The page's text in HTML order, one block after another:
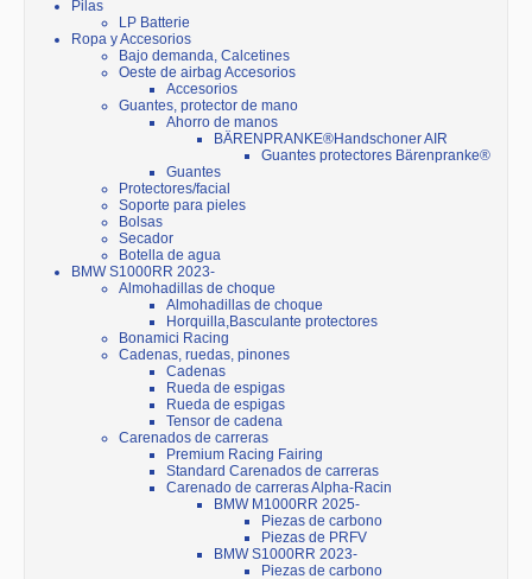
Pilas
LP Batterie
Ropa y Accesorios
Bajo demanda, Calcetines
Oeste de airbag Accesorios
Accesorios
Guantes, protector de mano
Ahorro de manos
BÄRENPRANKE®Handschoner AIR
Guantes protectores Bärenpranke®
Guantes
Protectores/facial
Soporte para pieles
Bolsas
Secador
Botella de agua
BMW S1000RR 2023-
Almohadillas de choque
Almohadillas de choque
Horquilla,Basculante protectores
Bonamici Racing
Cadenas, ruedas, pinones
Cadenas
Rueda de espigas
Rueda de espigas
Tensor de cadena
Carenados de carreras
Premium Racing Fairing
Standard Carenados de carreras
Carenado de carreras Alpha-Racin
BMW M1000RR 2025-
Piezas de carbono
Piezas de PRFV
BMW S1000RR 2023-
Piezas de carbono